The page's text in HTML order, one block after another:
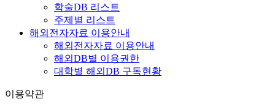
학술DB 리스트
주제별 리스트
해외전자자료 이용안내
해외전자자료 이용안내
해외DB별 이용권한
대학별 해외DB 구독현황
이용약관